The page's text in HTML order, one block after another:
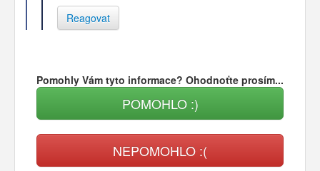
Reagovat
Pomohly Vám tyto informace? Ohodnoťte prosím...
POMOHLO :)
NEPOMOHLO :(